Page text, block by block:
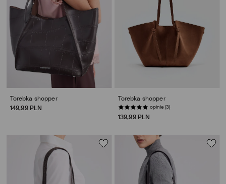
Torebka shopper
149,99 PLN
Torebka shopper
opinie (3)
139,99 PLN